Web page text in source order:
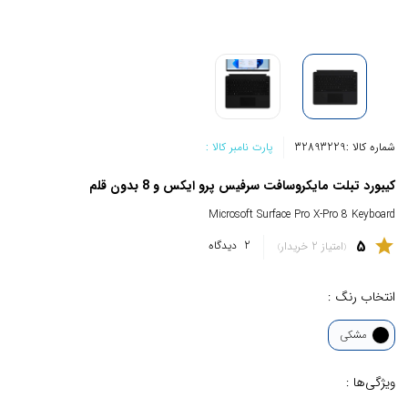
شماره کالا :32893229 پارت نامبر کالا :
کیبورد تبلت مایکروسافت سرفیس پرو ایکس و 8 بدون قلم
Microsoft Surface Pro X-Pro 8 Keyboard
star
5 امتیاز 2 خریدار 2 دیدگاه
انتخاب رنگ :
مشکی
ویژگی‌ها :